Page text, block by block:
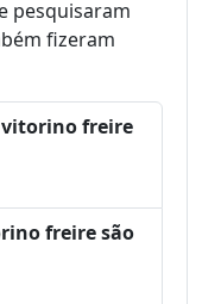
pesquisaram
fizeram
vitorino freire
freire são